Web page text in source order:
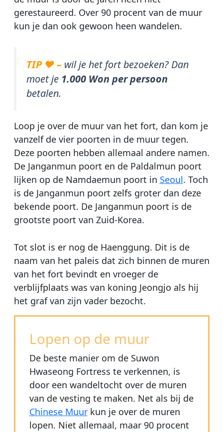
gerestaureerd. Over 90 procent van de muur
kun je dan ook gewoon heen wandelen.
TIP ♥ – wil je het fort bezoeken? Dan
moet je 1.000 Won per persoon
betalen.
Loop je over de muur van het fort, dan kom je
vanzelf de vier poorten in de muur tegen.
Deze poorten hebben allemaal andere namen.
De Janganmun poort en de Paldalmun poort
lijken op de Namdaemun poort in Seoul. Toch
is de Janganmun poort zelfs groter dan deze
bekende poort. De Janganmun poort is de
grootste poort van Zuid-Korea.
Tot slot is er nog de Haenggung. Dit is de
naam van het paleis dat zich binnen de muren
van het fort bevindt en vroeger de
verblijfplaats was van koning Jeongjo als hij
het graf van zijn vader bezocht.
Lopen op de muur
De beste manier om de Suwon
Hwaseong Fortress te verkennen, is
door een wandeltocht over de muren
van de vesting te maken. Net als bij de
Chinese Muurkun je over de muren
lopen. Niet allemaal, maar 90 procent